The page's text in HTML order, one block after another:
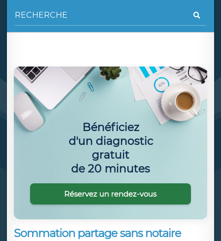
Sommation partage sans notaire
Bénéficiez
d'un diagnostic
gratuit
de 20 minutes
Réservez un rendez-vous